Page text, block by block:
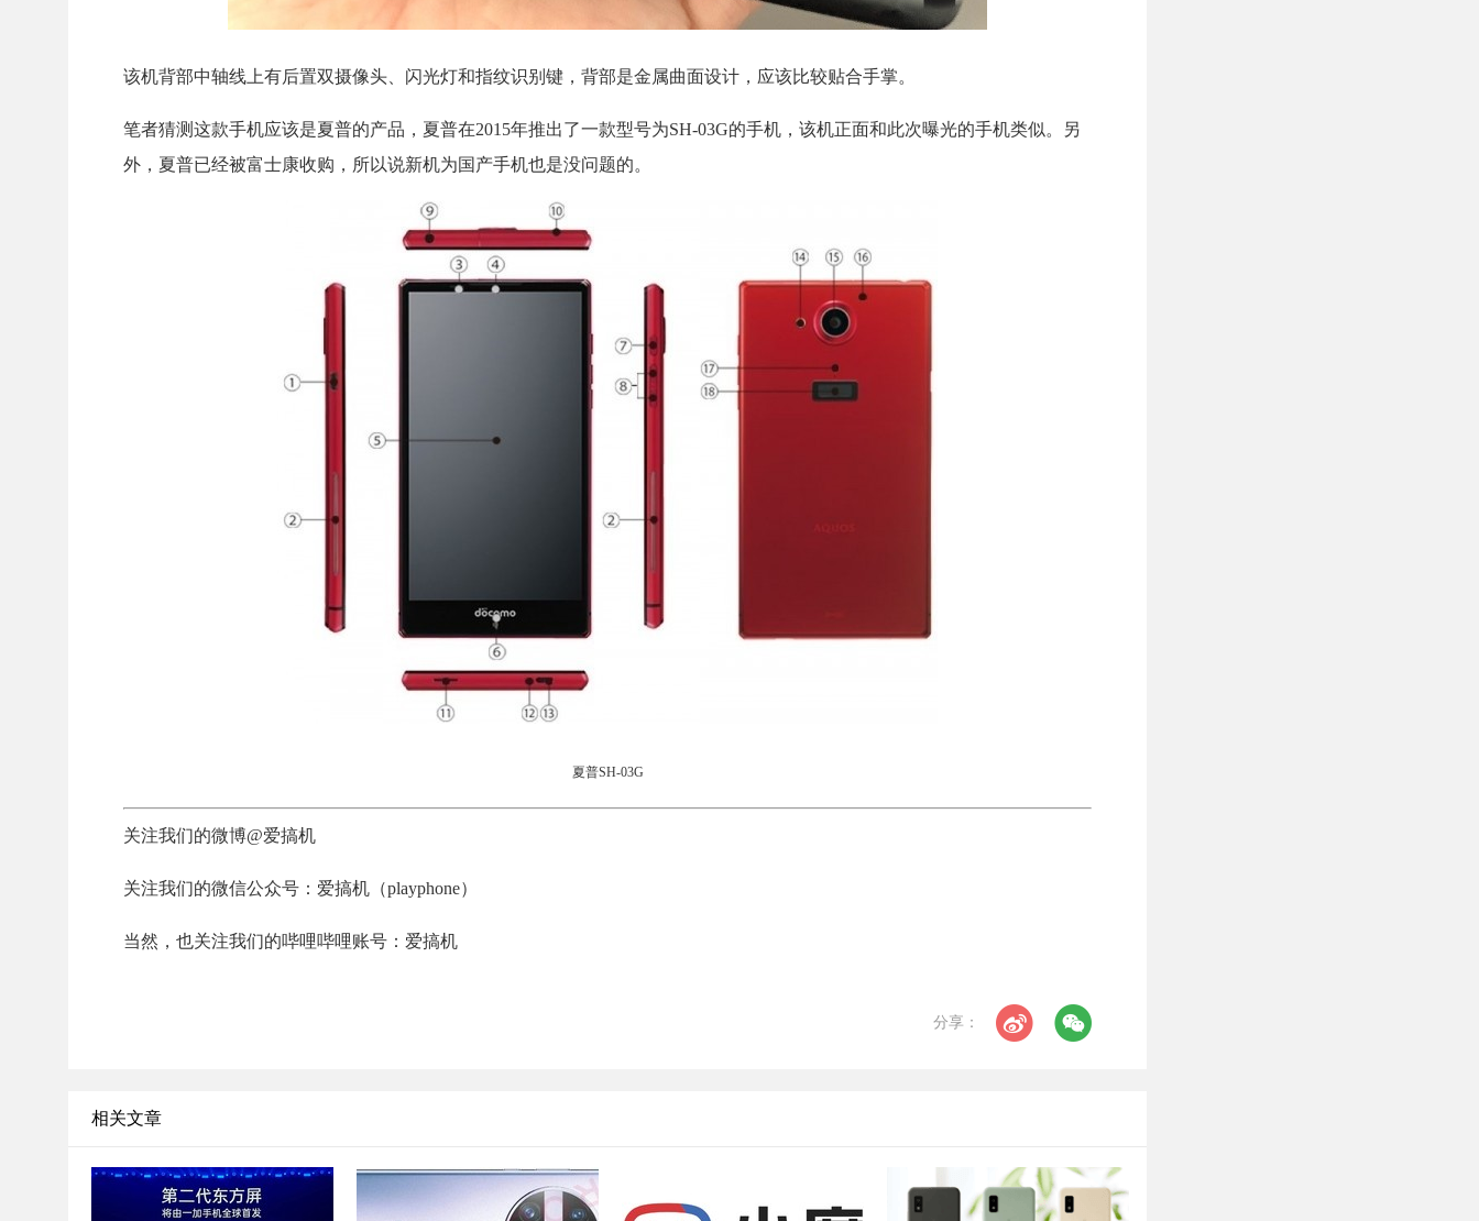
该机背部中轴线上有后置双摄像头、闪光灯和指纹识别键，背部是金属曲面设计，应该比较贴合手掌。
笔者猜测这款手机应该是夏普的产品，夏普在2015年推出了一款型号为SH-03G的手机，该机正面和此次曝光的手机类似。另
外，夏普已经被富士康收购，所以说新机为国产手机也是没问题的。
夏普SH-03G
关注我们的微博@爱搞机
关注我们的微信公众号：爱搞机（playphone）
当然，也关注我们的哔哩哔哩账号：爱搞机
分享：
相关文章